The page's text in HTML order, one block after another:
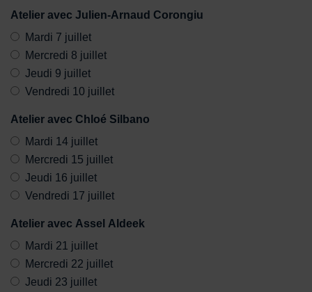
Atelier avec Julien-Arnaud Corongiu
Mardi 7 juillet
Mercredi 8 juillet
Jeudi 9 juillet
Vendredi 10 juillet
Atelier avec Chloé Silbano
Mardi 14 juillet
Mercredi 15 juillet
Jeudi 16 juillet
Vendredi 17 juillet
Atelier avec Assel Aldeek
Mardi 21 juillet
Mercredi 22 juillet
Jeudi 23 juillet